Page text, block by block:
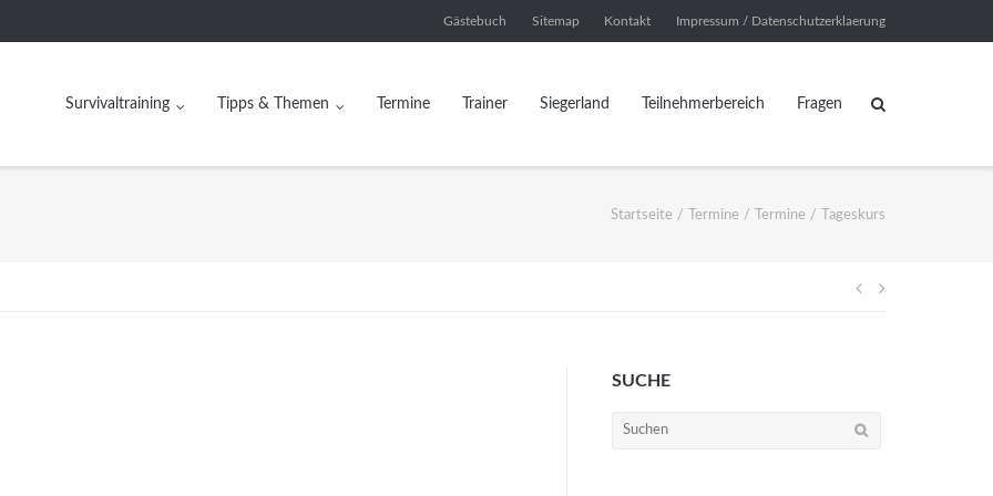
Gästebuch Sitemap Kontakt Impressum / Datenschutzerklaerung
Survivaltraining Tipps & Themen Termine Trainer Siegerland Teilnehmerbereich Fragen
Startseite / Termine / Termine / Tageskurs
SUCHE
Suchen